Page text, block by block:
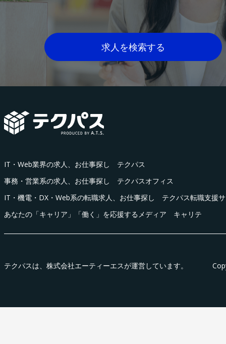
求人を検索する
IT・Web業界の求人、お仕事探し テクパス
事務・営業系の求人、お仕事探し テクパスオフィス
IT・機電・DX・Web系の転職求人、お仕事探し テクパス転職支援
あなたの「キャリア」「働く」を応援するメディア キャリテ
テクパスは、株式会社エーティーエスが運営しています。